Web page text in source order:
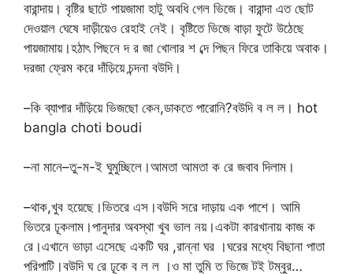
বারান্দায়। বৃষ্টির ছাটে পায়জামা হাটু অবধি গেল ভিজে। বারান্দা এত ছোট
দেওয়াল ঘেষে দাড়ীয়েও রেহাই নেই। বৃষ্টিতে ভিজে বাড়া ফুটে উঠেছে
পায়জামায়।হঠাৎ পিছনে দ র জা খোলার শ ব্দে পিছন ফিরে তাকিয়ে অবাক।
দরজা ফ্রেম করে দাঁড়িয়ে চন্দনা বউদি।
–কি ব্যাপার দাঁড়িয়ে ভিজছো কেন,ডাকতে পারোনি?বউদি ব ল ল। hot
bangla choti boudi
–না মানে–তু-ম-ই ঘুমুচ্ছিলে।আমতা আমতা ক রে জবাব দিলাম।
–থাক,খুব হয়েছে।ভিতরে এস।বউদি সরে দাড়ায় এক পাশে। আমি
ভিতরে ঢূকলাম।পানুদার অবস্থা খুব ভাল নয়।একটা কারখানায় কাজ ক
রে।এখানে ভাড়া এসেছে একটি ঘর ,রান্না ঘর ।ঘরের মধ্যে বিছানা পাতা
পরিপাটি।বউদি ঘ রে ঢূকে ব ল ল ।ও মা তুমি ত ভিজে টই টম্বুর…